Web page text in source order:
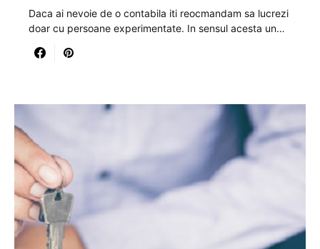
Daca ai nevoie de o contabila iti reocmandam sa lucrezi
doar cu persoane experimentate. In sensul acesta un…